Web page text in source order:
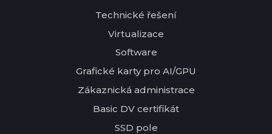
Technické řešení
Virtualizace
Software
Grafické karty pro AI/GPU
Zákaznická administrace
Basic DV certifikát
SSD pole